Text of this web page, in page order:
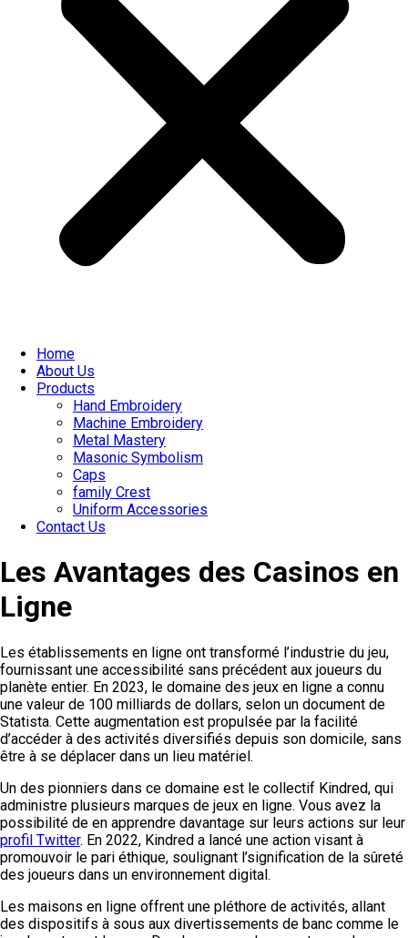
Home
About Us
Products
Hand Embroidery
Machine Embroidery
Metal Mastery
Masonic Symbolism
Caps
family Crest
Uniform Accessories
Contact Us
Les Avantages des Casinos en
Ligne
Les établissements en ligne ont transformé l’industrie du jeu,
fournissant une accessibilité sans précédent aux joueurs du
planète entier. En 2023, le domaine des jeux en ligne a connu
une valeur de 100 milliards de dollars, selon un document de
Statista. Cette augmentation est propulsée par la facilité
d’accéder à des activités diversifiés depuis son domicile, sans
être à se déplacer dans un lieu matériel.
Un des pionniers dans ce domaine est le collectif Kindred, qui
administre plusieurs marques de jeux en ligne. Vous avez la
possibilité de en apprendre davantage sur leurs actions sur leur
profil Twitter. En 2022, Kindred a lancé une action visant à
promouvoir le pari éthique, soulignant l’signification de la sûreté
des joueurs dans un environnement digital.
Les maisons en ligne offrent une pléthore de activités, allant
des dispositifs à sous aux divertissements de banc comme le